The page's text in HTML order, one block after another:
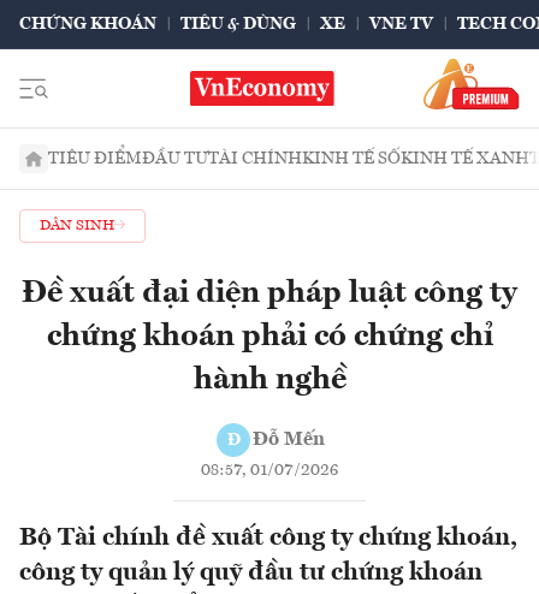
CHỨNG KHOÁN TIÊU & DÙNG XE VNE TV TECH
TIÊU ĐIỂMĐẦU TƯTÀI CHÍNHKINH TẾ SỐKINH TẾ XANH
DÂN SINH
Đề xuất đại diện pháp luật công ty
chứng khoán phải có chứng chỉ
hành nghề
Đ Đỗ Mến
08:57, 01/07/2026
Bộ Tài chính đề xuất công ty chứng khoán,
công ty quản lý quỹ đầu tư chứng khoán